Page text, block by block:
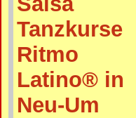
Tanzkurse
Ritmo
Latino® in
Neu-Um